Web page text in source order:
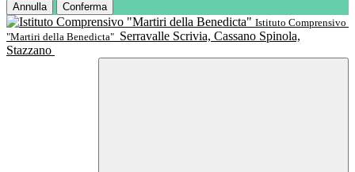
Annulla
Conferma
Istituto Comprensivo
"Martiri della Benedicta" Serravalle Scrivia, Cassano Spinola,
Stazzano